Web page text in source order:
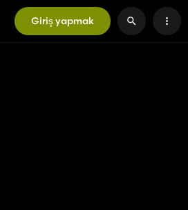
Giriş yapmak